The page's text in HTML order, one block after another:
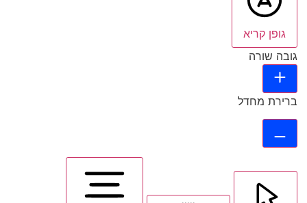
גופן קריא
גובה שורה
ברירת מחדל